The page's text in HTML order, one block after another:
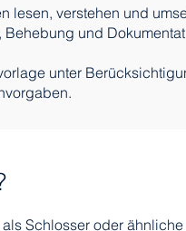
lesen, verstehen und
und
unter
Schlosser oder